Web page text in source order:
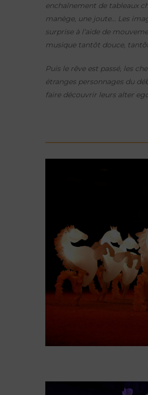
enchaînement de tableaux
manège, une joute… Les
surprise à l’aide de
musique tantôt douce,
Puis le rêve est passé, les
étranges personnages du
faire découvrir leurs alter